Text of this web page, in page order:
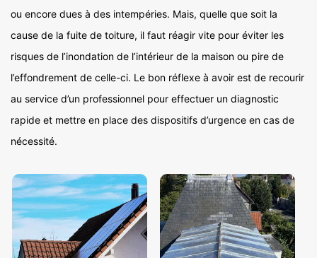
ou encore dues à des intempéries. Mais, quelle que soit la
cause de la fuite de toiture, il faut réagir vite pour éviter les
risques de l’inondation de l’intérieur de la maison ou pire de
l’effondrement de celle-ci. Le bon réflexe à avoir est de recourir
au service d’un professionnel pour effectuer un diagnostic
rapide et mettre en place des dispositifs d’urgence en cas de
nécessité.